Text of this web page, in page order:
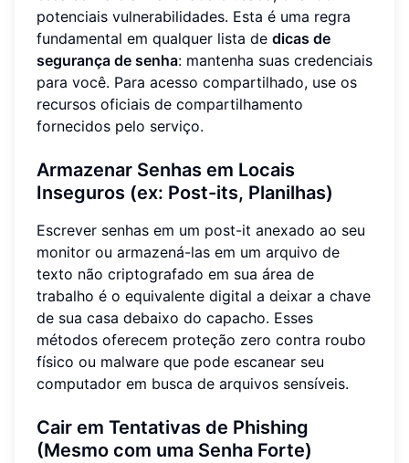
potenciais vulnerabilidades. Esta é uma regra
fundamental em qualquer lista de dicas de
segurança de senha: mantenha suas credenciais
para você. Para acesso compartilhado, use os
recursos oficiais de compartilhamento
fornecidos pelo serviço.
Armazenar Senhas em Locais
Inseguros (ex: Post-its, Planilhas)
Escrever senhas em um post-it anexado ao seu
monitor ou armazená-las em um arquivo de
texto não criptografado em sua área de
trabalho é o equivalente digital a deixar a chave
de sua casa debaixo do capacho. Esses
métodos oferecem proteção zero contra roubo
físico ou malware que pode escanear seu
computador em busca de arquivos sensíveis.
Cair em Tentativas de Phishing
(Mesmo com uma Senha Forte)